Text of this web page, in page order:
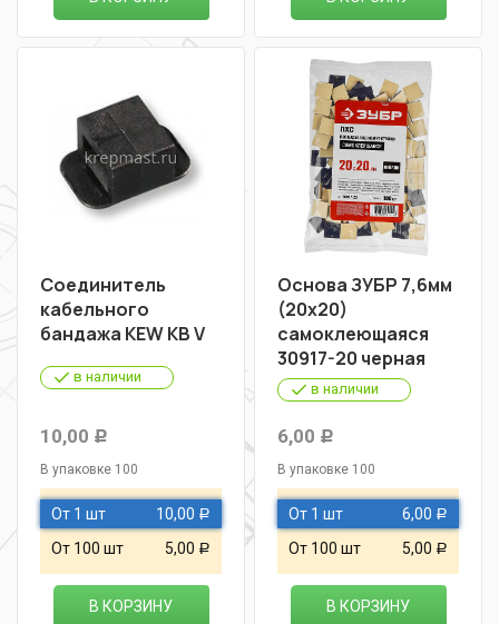
Соединитель
кабельного
бандажа KEW KB V
в наличии
10,00 Р
В упаковке 100
От 1 шт 10,00 Р
От 100 шт 5,00 Р
В КОРЗИНУ
Основа ЗУБР 7,6мм
(20х20)
самоклеющаяся
30917-20 черная
в наличии
6,00 Р
В упаковке 100
От 1 шт 6,00 Р
От 100 шт 5,00 Р
В КОРЗИНУ